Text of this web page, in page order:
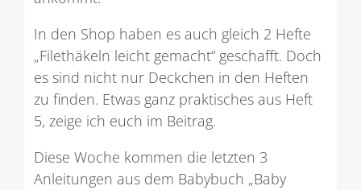
In den Shop haben es auch gleich 2 Hefte
„Filethäkeln leicht gemacht“ geschafft. Doch
es sind nicht nur Deckchen in den Heften
zu finden. Etwas ganz praktisches aus Heft
5, zeige ich euch im Beitrag.
Diese Woche kommen die letzten 3
Anleitungen aus dem Babybuch „Baby